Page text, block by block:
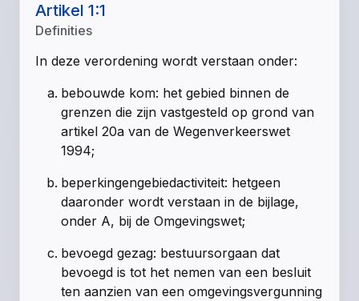
Artikel 1:1
Definities
In deze verordening wordt verstaan onder:
bebouwde kom: het gebied binnen de
grenzen die zijn vastgesteld op grond van
artikel 20a van de Wegenverkeerswet
1994;
beperkingengebiedactiviteit: hetgeen
daaronder wordt verstaan in de bijlage,
onder A, bij de Omgevingswet;
bevoegd gezag: bestuursorgaan dat
bevoegd is tot het nemen van een besluit
ten aanzien van een omgevingsvergunning